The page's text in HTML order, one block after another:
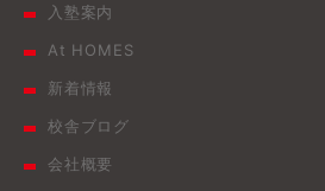
入塾案内
At HOMES
新着情報
校舎ブログ
会社概要